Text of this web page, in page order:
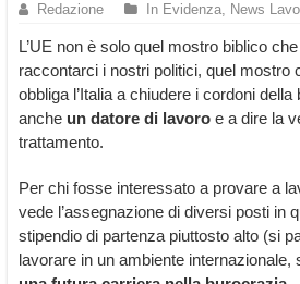
Redazione In Evidenza, News
L’UE non è solo quel mostro biblico
raccontarci i nostri politici, quel mostro
obbliga l’Italia a chiudere i cordoni
anche un datore di lavoroe a dire la
trattamento.
Per chi fosse interessato a provare a
vede l’assegnazione di diversi posti in
stipendio di partenza piuttosto alto (si
lavorare in un ambiente